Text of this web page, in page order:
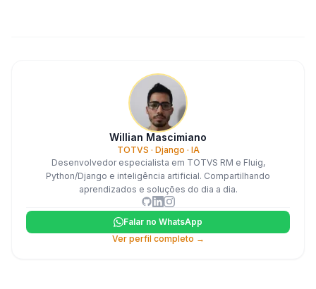
Willian Mascimiano
TOTVS · Django · IA
Desenvolvedor especialista em TOTVS RM e Fluig,
Python/Django e inteligência artificial. Compartilhando
aprendizados e soluções do dia a dia.
Falar no WhatsApp
Ver perfil completo →